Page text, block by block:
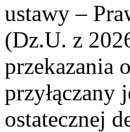
ustawy –
(Dz.U. z
przekazania
przyłączany
ostatecznej